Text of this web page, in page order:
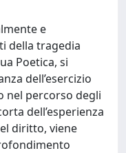
e
della tragedia
Poetica, si
dell’esercizio
nel percorso degli
dell’esperienza
diritto, viene